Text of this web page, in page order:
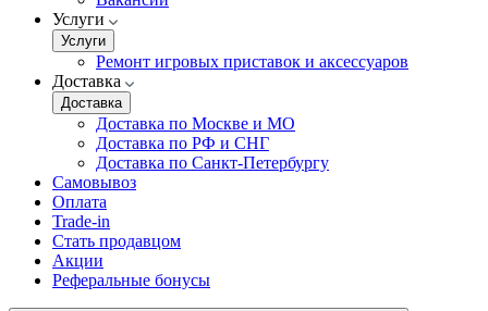
Услуги
Услуги
Ремонт игровых приставок и аксессуаров
Доставка
Доставка
Доставка по Москве и МО
Доставка по РФ и СНГ
Доставка по Санкт-Петербургу
Самовывоз
Оплата
Trade-in
Стать продавцом
Акции
Реферальные бонусы